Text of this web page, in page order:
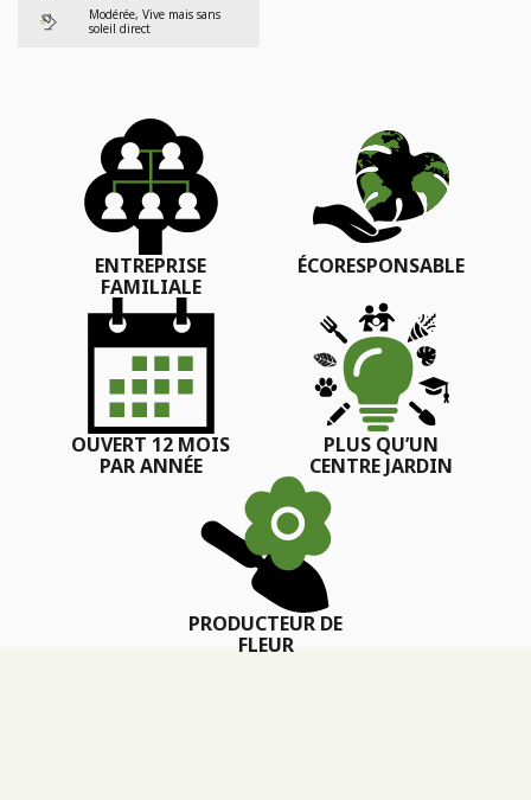
Modérée, Vive mais sans
soleil direct
ENTREPRISE
FAMILIALE
ÉCORESPONSABLE
OUVERT 12 MOIS
PAR ANNÉE
PLUS QU’UN
CENTRE JARDIN
PRODUCTEUR DE
FLEUR